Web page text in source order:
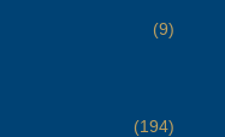
(9)
(194)